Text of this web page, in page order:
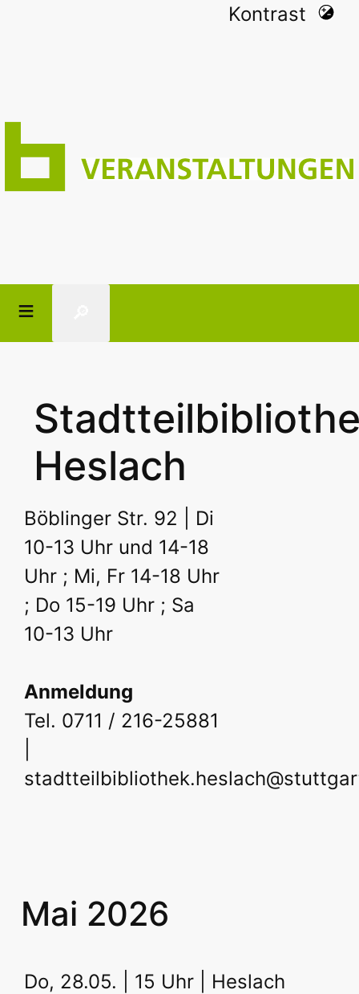
Kontrast
Heslach
Böblinger Str. 92 | Di
10-13 Uhr und 14-18
Uhr ; Mi, Fr 14-18 Uhr
; Do 15-19 Uhr ; Sa
10-13 Uhr
Anmeldung
Tel. 0711 / 216-25881
Mai 2026
Do, 28.05. | 15 Uhr | Heslach